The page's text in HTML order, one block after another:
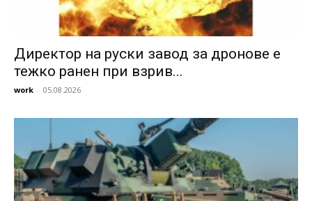
Директор на руски завод за дронове е
тежко ранен при взрив...
work - 05.08.2026